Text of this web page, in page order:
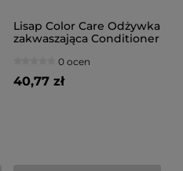
Lisap Color Care Odżywka
zakwaszająca Conditioner
0 ocen
40,77 zł